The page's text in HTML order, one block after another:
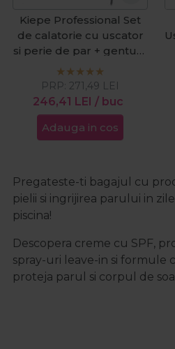
Kiepe Professional Set
de calatorie cu uscator
si perie de par + gentuta
Travel Kit Pure Rose
Gold
246,41 LEI / buc
PRP: 271,49 LEI
Adauga in cos
Pregateste-ti bagajul cu
pielii si ingrijirea parului in
piscina!
Descopera creme cu SPF,
spray-uri leave-in si formule
proteja parul si corpul de